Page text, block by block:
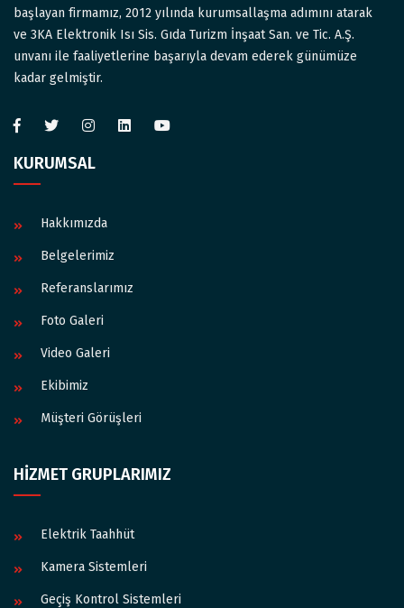
başlayan firmamız, 2012 yılında kurumsallaşma adımını atarak
ve 3KA Elektronik Isı Sis. Gıda Turizm İnşaat San. ve Tic. A.Ş.
unvanı ile faaliyetlerine başarıyla devam ederek günümüze
kadar gelmiştir.
KURUMSAL
Hakkımızda
Belgelerimiz
Referanslarımız
Foto Galeri
Video Galeri
Ekibimiz
Müşteri Görüşleri
HİZMET GRUPLARIMIZ
Elektrik Taahhüt
Kamera Sistemleri
Geçiş Kontrol Sistemleri